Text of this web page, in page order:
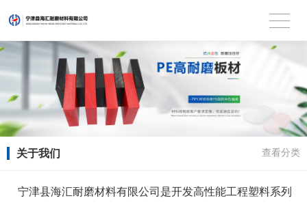
关于我们 查看分类
宁津县海汇耐磨材料有限公司是开发高性能工程塑料系列